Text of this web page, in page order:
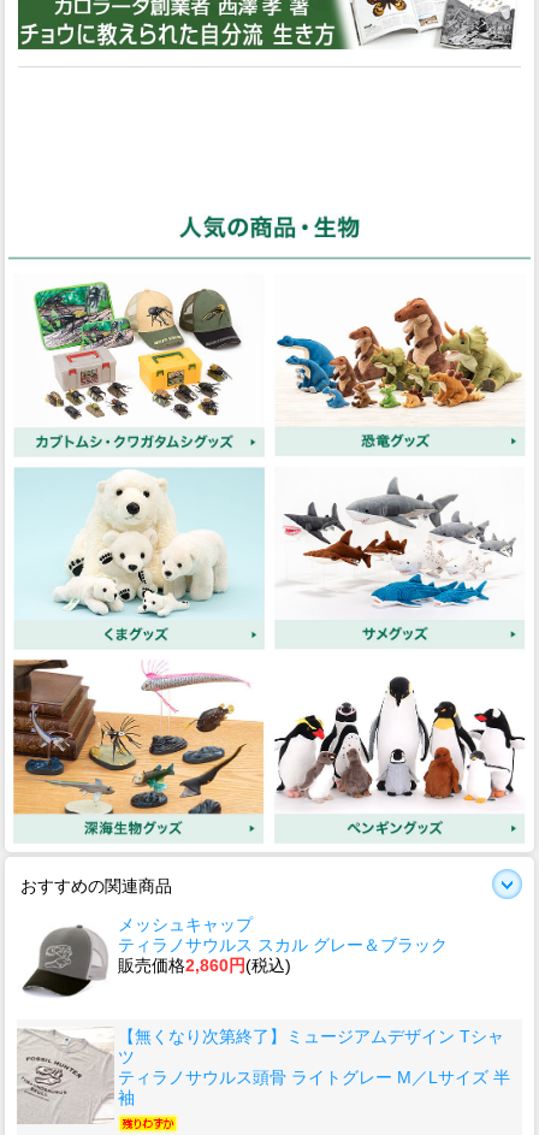
おすすめの関連商品
メッシュキャップ
ティラノサウルス スカル グレー＆ブラック
販売価格2,860円(税込)
【無くなり次第終了】ミュージアムデザイン Tシャ
ツ
ティラノサウルス頭骨 ライトグレー M／Lサイズ 半
袖